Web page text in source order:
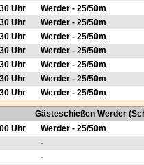
Uhr
Werder - 25/50m
Uhr
Werder - 25/50m
Uhr
Werder - 25/50m
Uhr
Werder - 25/50m
Uhr
Werder - 25/50m
Uhr
Werder - 25/50m
Uhr Werder - 25/50m
Gästeschießen Werder
Uhr
Werder - 25/50m
-
-